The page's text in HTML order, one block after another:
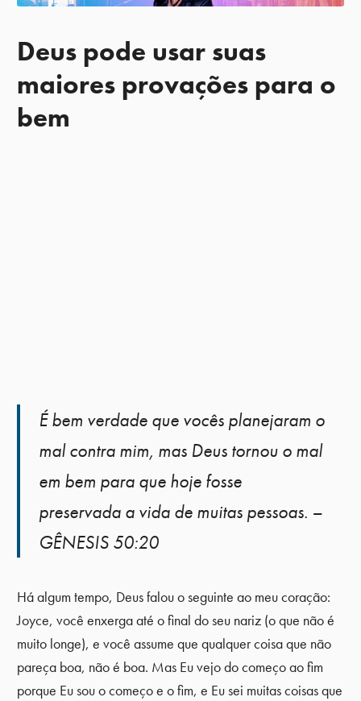
Deus pode usar suas
maiores provações para o
bem
É bem verdade que vocês planejaram o
mal contra mim, mas Deus tornou o mal
em bem para que hoje fosse
preservada a vida de muitas pessoas. –
GÊNESIS 50:20
Há algum tempo, Deus falou o seguinte ao meu coração:
Joyce, você enxerga até o final do seu nariz (o que não é
muito longe), e você assume que qualquer coisa que não
pareça boa, não é boa. Mas Eu vejo do começo ao fim
porque Eu sou o começo e o fim, e Eu sei muitas coisas que